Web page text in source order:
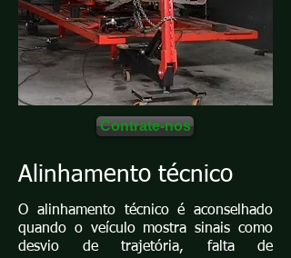
Contrate-nos
Alinhamento técnico
O alinhamento técnico é aconselhado
quando o veículo mostra sinais como
desvio de trajetória, falta de